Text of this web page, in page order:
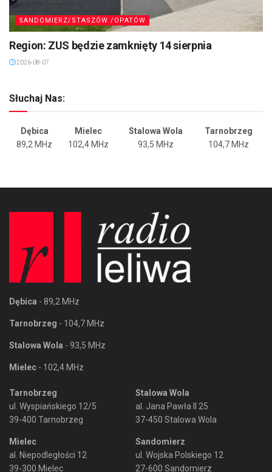
SANDOMIERZ/STASZÓW /OPATÓW
Region: ZUS będzie zamknięty 14 sierpnia
2026-08-07
Słuchaj Nas:
Dębica Mielec Stalowa Wola
Tarnobrzeg
89,2 MHz
102,4 MHz 93,5 MHz 104,7 MHz
Dębica - 89,2 MHz
Tarnobrzeg - 104,7 MHz
Stalowa Wola - 93,5 MHz
Mielec - 102,4 MHz
Tarnobrzeg
ul. Wyspiańskiego 12/5
39-400 Tarnobrzeg
Mielec
al. Niepodległości 12
39-300 Mielec
Stalowa Wola
al. Jana Pawła II 25
37-450 Stalowa Wola
Sandomierz
ul. Wojska Polskiego 12
27-600 Sandomierz